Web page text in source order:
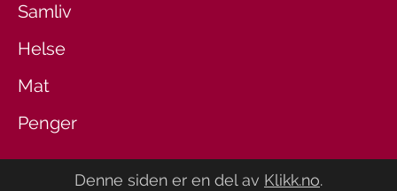
Samliv
Helse
Mat
Penger
Denne siden er en del av Klikk.no.